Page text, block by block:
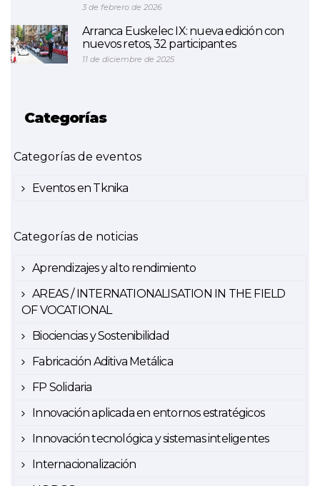
3 de febrero de 2026
Arranca Euskelec IX: nueva edición con
nuevos retos, 32 participantes
11 de diciembre de 2025
Categorías
Categorías de eventos
Eventos en Tknika
Categorías de noticias
Aprendizajes y alto rendimiento
AREAS / INTERNATIONALISATION IN THE FIELD
OF VOCATIONAL
Biociencias y Sostenibilidad
Fabricación Aditiva Metálica
FP Solidaria
Innovación aplicada en entornos estratégicos
Innovación tecnológica y sistemas inteligentes
Internacionalización